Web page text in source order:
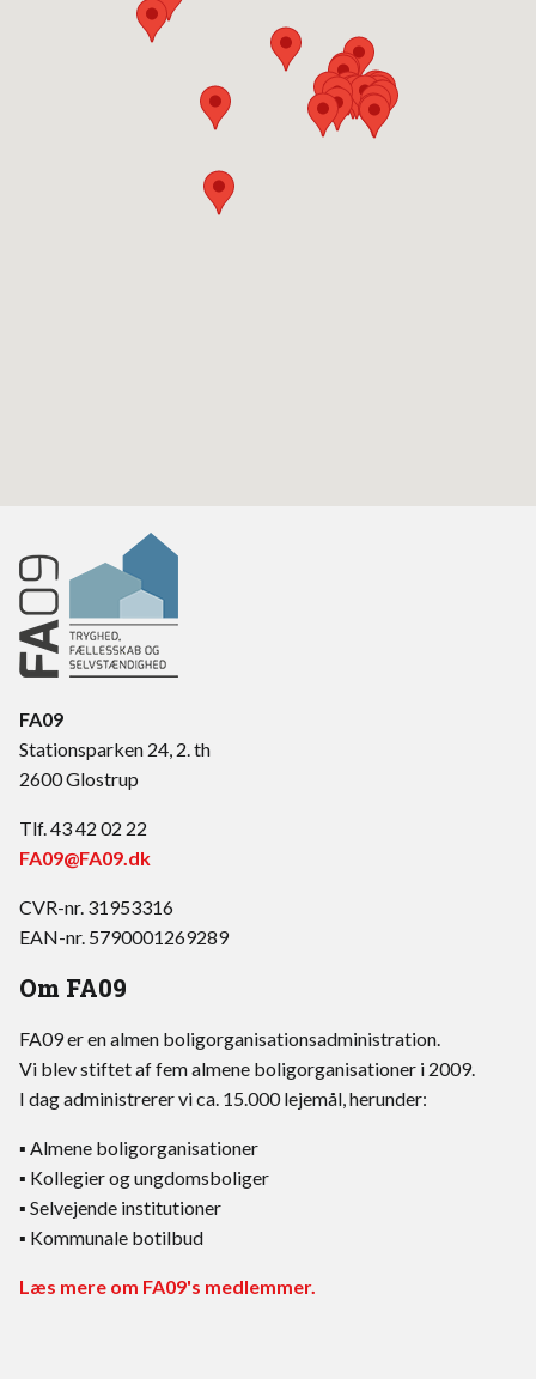
FA09
Stationsparken 24, 2. th
2600 Glostrup
Tlf. 43 42 02 22
FA09@FA09.dk
CVR-nr. 31953316
EAN-nr. 5790001269289
Om FA09
FA09 er en almen boligorganisationsadministration.
Vi blev stiftet af fem almene boligorganisationer i 2009.
I dag administrerer vi ca. 15.000 lejemål, herunder:
▪ Almene boligorganisationer
▪ Kollegier og ungdomsboliger
▪ Selvejende institutioner
▪ Kommunale botilbud
Læs mere om FA09's medlemmer.